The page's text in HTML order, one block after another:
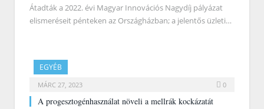
Átadták a 2022. évi Magyar Innovációs Nagydíj pályázat
elismeréseit pénteken az Országházban; a jelentős üzleti…
EGYÉB
MÁRC 27, 2023 0
A progesztogénhasználat növeli a mellrák kockázatát